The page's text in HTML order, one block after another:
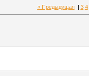
« Предыдущая| 3 4